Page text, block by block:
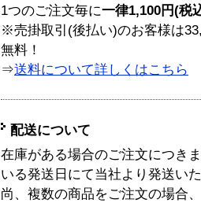
1つのご注文毎に一律1,100円(税
※売掛取引(後払い)のお客様は
無料！
⇒送料について詳しくはこちら
配送について
在庫がある場合のご注文につき
いる発送日にて当社より発送い
尚、複数の商品をご注文の場合